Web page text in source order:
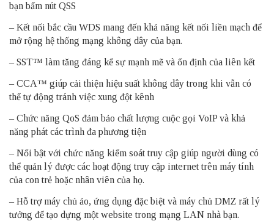
bạn bấm nút QSS
– Kết nối bắc cầu WDS mang đến khả năng kết nối liền mạch để
mở rộng hệ thống mạng không dây của bạn.
– SST™ làm tăng đáng kể sự mạnh mẽ và ổn định của liên kết
– CCA™ giúp cải thiện hiệu suất không dây trong khi vẫn có
thể tự động tránh việc xung đột kênh
– Chức năng QoS đảm bảo chất lượng cuộc gọi VoIP và khả
năng phát các trình đa phương tiện
– Nổi bật với chức năng kiểm soát truy cập giúp người dùng có
thể quản lý được các hoạt động truy cập internet trên máy tính
của con trẻ hoặc nhân viên của họ.
– Hỗ trợ máy chủ ảo, ứng dụng đặc biệt và máy chủ DMZ rất lý
tưởng để tạo dựng một website trong mạng LAN nhà bạn.